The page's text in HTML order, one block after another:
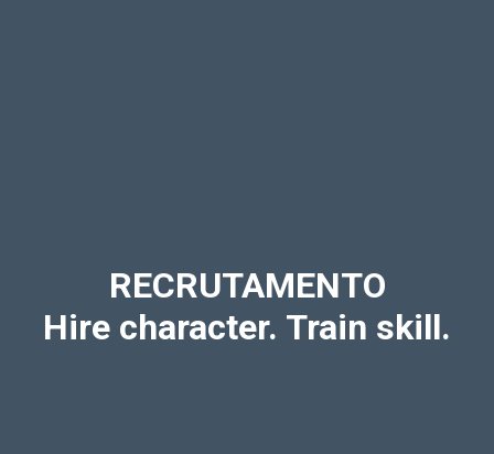
RECRUTAMENTO
Hire character. Train skill.